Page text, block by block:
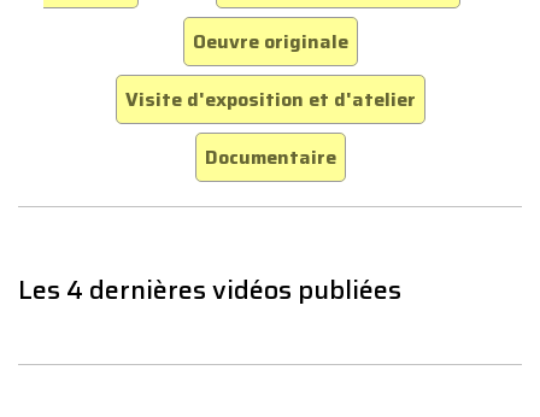
Oeuvre originale
Visite d'exposition et d'atelier
Documentaire
Les 4 dernières vidéos publiées